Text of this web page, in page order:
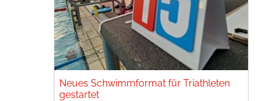
Neues Schwimmformat für Triathleten
gestartet